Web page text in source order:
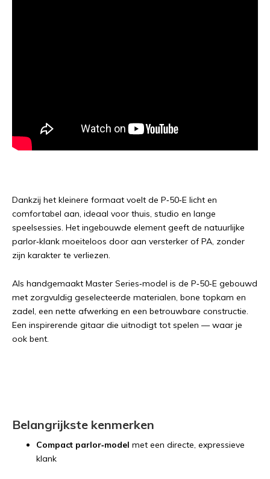
Dankzij het kleinere formaat voelt de P‑50‑E licht en
comfortabel aan, ideaal voor thuis, studio en lange
speelsessies. Het ingebouwde element geeft de natuurlijke
parlor‑klank moeiteloos door aan versterker of PA, zonder
zijn karakter te verliezen.
Als handgemaakt Master Series‑model is de P‑50‑E gebouwd
met zorgvuldig geselecteerde materialen, bone topkam en
zadel, een nette afwerking en een betrouwbare constructie.
Een inspirerende gitaar die uitnodigt tot spelen — waar je
ook bent.
Belangrijkste kenmerken
Compact parlor‑model met een directe, expressieve
klank